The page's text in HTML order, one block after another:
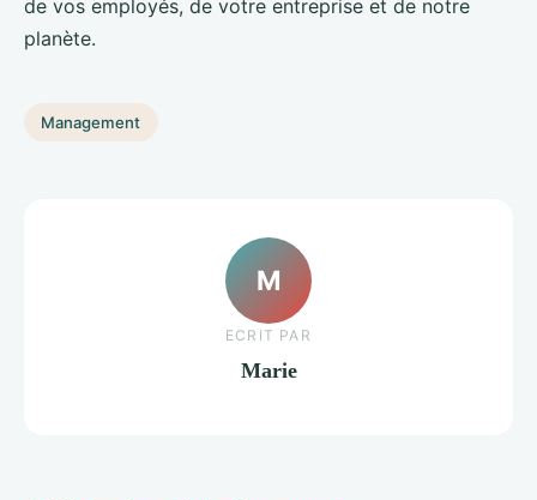
de vos employés, de votre entreprise et de notre
planète.
Management
M
ECRIT PAR
Marie